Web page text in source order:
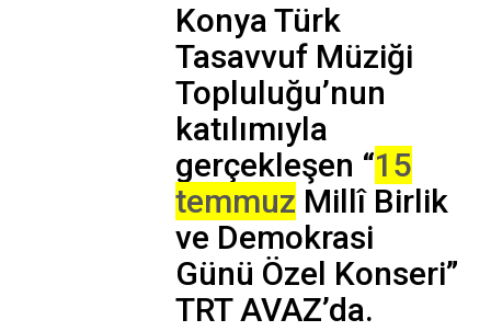
Konya Türk
Tasavvuf Müziği
Topluluğu’nun
katılımıyla
gerçekleşen “15
temmuz Millî Birlik
ve Demokrasi
Günü Özel Konseri”
TRT AVAZ’da.